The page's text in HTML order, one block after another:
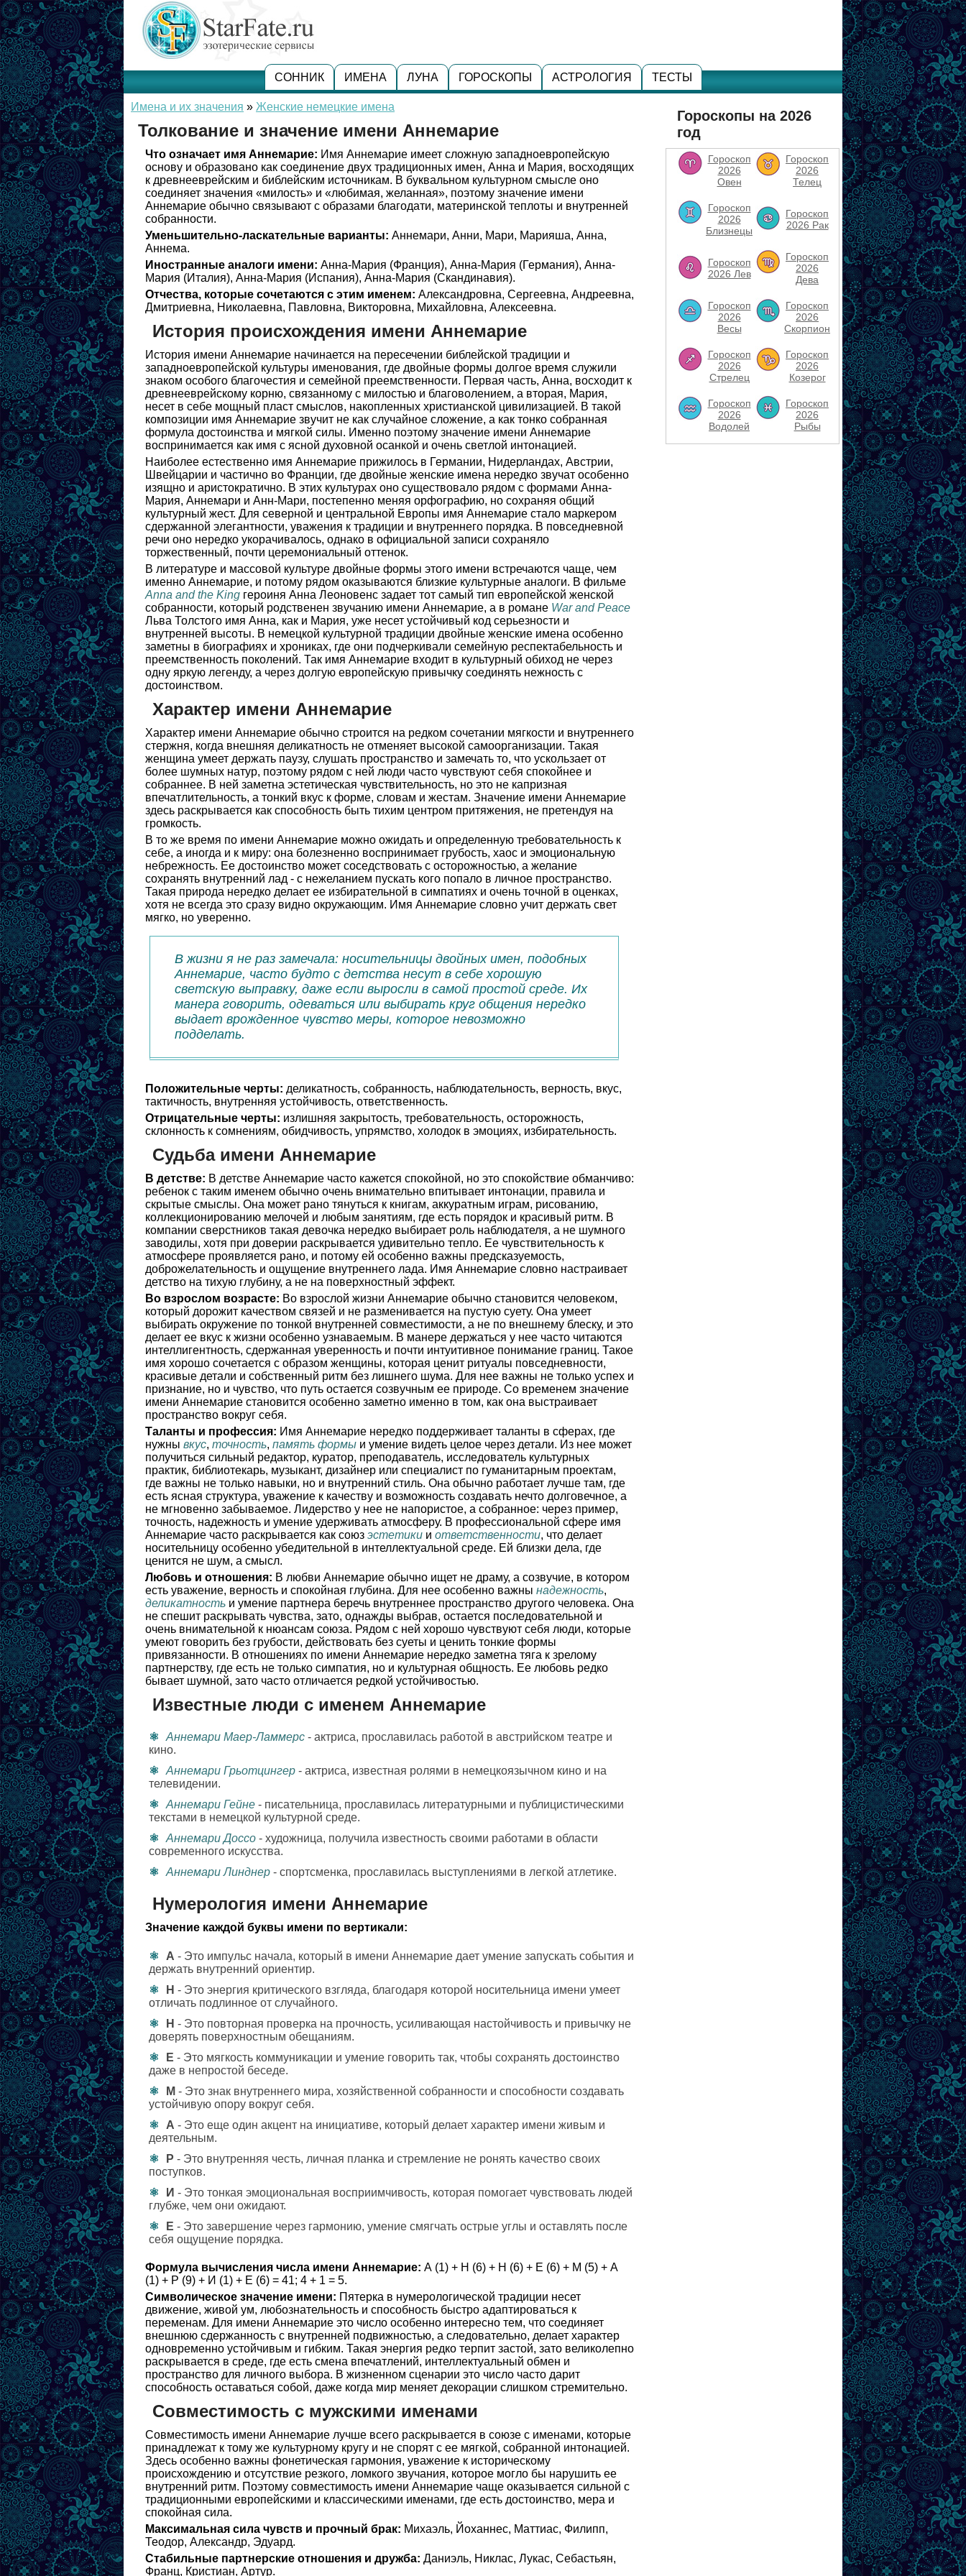
СОННИК ИМЕНА ЛУНА ГОРОСКОПЫ АСТРОЛОГИЯ ТЕСТЫ
Имена и их значения » Женские немецкие имена
Толкование и значение имени Аннемарие
Что означает имя Аннемарие: Имя Аннемарие имеет сложную западноевропейскую
основу и образовано как соединение двух традиционных имен, Анна и Мария, восходящих
к древнееврейским и библейским источникам. В буквальном культурном смысле оно
соединяет значения «милость» и «любимая, желанная», поэтому значение имени
Аннемарие обычно связывают с образами благодати, материнской теплоты и внутренней
собранности.
Уменьшительно-ласкательные варианты: Аннемари, Анни, Мари, Марияша, Анна,
Аннема.
Иностранные аналоги имени: Анна-Мария (Франция), Анна-Мария (Германия), Анна-
Мария (Италия), Анна-Мария (Испания), Анна-Мария (Скандинавия).
Отчества, которые сочетаются с этим именем: Александровна, Сергеевна, Андреевна,
Дмитриевна, Николаевна, Павловна, Викторовна, Михайловна, Алексеевна.
История происхождения имени Аннемарие
История имени Аннемарие начинается на пересечении библейской традиции и
западноевропейской культуры именования, где двойные формы долгое время служили
знаком особого благочестия и семейной преемственности. Первая часть, Анна, восходит к
древнееврейскому корню, связанному с милостью и благоволением, а вторая, Мария,
несет в себе мощный пласт смыслов, накопленных христианской цивилизацией. В такой
композиции имя Аннемарие звучит не как случайное сложение, а как тонко собранная
формула достоинства и мягкой силы. Именно поэтому значение имени Аннемарие
воспринимается как имя с ясной духовной осанкой и очень светлой интонацией.
Наиболее естественно имя Аннемарие прижилось в Германии, Нидерландах, Австрии,
Швейцарии и частично во Франции, где двойные женские имена нередко звучат особенно
изящно и аристократично. В этих культурах оно существовало рядом с формами Анна-
Мария, Аннемари и Анн-Мари, постепенно меняя орфографию, но сохраняя общий
культурный жест. Для северной и центральной Европы имя Аннемарие стало маркером
сдержанной элегантности, уважения к традиции и внутреннего порядка. В повседневной
речи оно нередко укорачивалось, однако в официальной записи сохраняло
торжественный, почти церемониальный оттенок.
В литературе и массовой культуре двойные формы этого имени встречаются чаще, чем
именно Аннемарие, и потому рядом оказываются близкие культурные аналоги. В фильме
Anna and the King героиня Анна Леоновенс задает тот самый тип европейской женской
собранности, который родственен звучанию имени Аннемарие, а в романе War and Peace
Льва Толстого имя Анна, как и Мария, уже несет устойчивый код серьезности и
внутренней высоты. В немецкой культурной традиции двойные женские имена особенно
заметны в биографиях и хрониках, где они подчеркивали семейную респектабельность и
преемственность поколений. Так имя Аннемарие входит в культурный обиход не через
одну яркую легенду, а через долгую европейскую привычку соединять нежность с
достоинством.
Характер имени Аннемарие
Характер имени Аннемарие обычно строится на редком сочетании мягкости и внутреннего
стержня, когда внешняя деликатность не отменяет высокой самоорганизации. Такая
женщина умеет держать паузу, слушать пространство и замечать то, что ускользает от
более шумных натур, поэтому рядом с ней люди часто чувствуют себя спокойнее и
собраннее. В ней заметна эстетическая чувствительность, но это не капризная
впечатлительность, а тонкий вкус к форме, словам и жестам. Значение имени Аннемарие
здесь раскрывается как способность быть тихим центром притяжения, не претендуя на
громкость.
В то же время по имени Аннемарие можно ожидать и определенную требовательность к
себе, а иногда и к миру: она болезненно воспринимает грубость, хаос и эмоциональную
небрежность. Ее достоинство может соседствовать с осторожностью, а желание
сохранять внутренний лад - с нежеланием пускать кого попало в личное пространство.
Такая природа нередко делает ее избирательной в симпатиях и очень точной в оценках,
хотя не всегда это сразу видно окружающим. Имя Аннемарие словно учит держать свет
мягко, но уверенно.
В жизни я не раз замечала: носительницы двойных имен, подобных
Аннемарие, часто будто с детства несут в себе хорошую
светскую выправку, даже если выросли в самой простой среде. Их
манера говорить, одеваться или выбирать круг общения нередко
выдает врожденное чувство меры, которое невозможно
подделать.
Положительные черты: деликатность, собранность, наблюдательность, верность, вкус,
тактичность, внутренняя устойчивость, ответственность.
Отрицательные черты: излишняя закрытость, требовательность, осторожность,
склонность к сомнениям, обидчивость, упрямство, холодок в эмоциях, избирательность.
Судьба имени Аннемарие
В детстве: В детстве Аннемарие часто кажется спокойной, но это спокойствие обманчиво:
ребенок с таким именем обычно очень внимательно впитывает интонации, правила и
скрытые смыслы. Она может рано тянуться к книгам, аккуратным играм, рисованию,
коллекционированию мелочей и любым занятиям, где есть порядок и красивый ритм. В
компании сверстников такая девочка нередко выбирает роль наблюдателя, а не шумного
заводилы, хотя при доверии раскрывается удивительно тепло. Ее чувствительность к
атмосфере проявляется рано, и потому ей особенно важны предсказуемость,
доброжелательность и ощущение внутреннего лада. Имя Аннемарие словно настраивает
детство на тихую глубину, а не на поверхностный эффект.
Во взрослом возрасте: Во взрослой жизни Аннемарие обычно становится человеком,
который дорожит качеством связей и не разменивается на пустую суету. Она умеет
выбирать окружение по тонкой внутренней совместимости, а не по внешнему блеску, и это
делает ее вкус к жизни особенно узнаваемым. В манере держаться у нее часто читаются
интеллигентность, сдержанная уверенность и почти интуитивное понимание границ. Такое
имя хорошо сочетается с образом женщины, которая ценит ритуалы повседневности,
красивые детали и собственный ритм без лишнего шума. Для нее важны не только успех и
признание, но и чувство, что путь остается созвучным ее природе. Со временем значение
имени Аннемарие становится особенно заметно именно в том, как она выстраивает
пространство вокруг себя.
Таланты и профессия: Имя Аннемарие нередко поддерживает таланты в сферах, где
нужны вкус, точность, память формы и умение видеть целое через детали. Из нее может
получиться сильный редактор, куратор, преподаватель, исследователь культурных
практик, библиотекарь, музыкант, дизайнер или специалист по гуманитарным проектам,
где важны не только навыки, но и внутренний стиль. Она обычно работает лучше там, где
есть ясная структура, уважение к качеству и возможность создавать нечто долговечное, а
не мгновенно забываемое. Лидерство у нее не напористое, а собранное: через пример,
точность, надежность и умение удерживать атмосферу. В профессиональной сфере имя
Аннемарие часто раскрывается как союз эстетики и ответственности, что делает
носительницу особенно убедительной в интеллектуальной среде. Ей близки дела, где
ценится не шум, а смысл.
Любовь и отношения: В любви Аннемарие обычно ищет не драму, а созвучие, в котором
есть уважение, верность и спокойная глубина. Для нее особенно важны надежность,
деликатность и умение партнера беречь внутреннее пространство другого человека. Она
не спешит раскрывать чувства, зато, однажды выбрав, остается последовательной и
очень внимательной к нюансам союза. Рядом с ней хорошо чувствуют себя люди, которые
умеют говорить без грубости, действовать без суеты и ценить тонкие формы
привязанности. В отношениях по имени Аннемарие нередко заметна тяга к зрелому
партнерству, где есть не только симпатия, но и культурная общность. Ее любовь редко
бывает шумной, зато часто отличается редкой устойчивостью.
Известные люди с именем Аннемарие
Аннемари Маер-Ламмерс - актриса, прославилась работой в австрийском театре и
кино.
Аннемари Грьотцингер - актриса, известная ролями в немецкоязычном кино и на
телевидении.
Аннемари Гейне - писательница, прославилась литературными и публицистическими
текстами в немецкой культурной среде.
Аннемари Доссо - художница, получила известность своими работами в области
современного искусства.
Аннемари Линднер - спортсменка, прославилась выступлениями в легкой атлетике.
Нумерология имени Аннемарие
Значение каждой буквы имени по вертикали:
А - Это импульс начала, который в имени Аннемарие дает умение запускать события и
держать внутренний ориентир.
Н - Это энергия критического взгляда, благодаря которой носительница имени умеет
отличать подлинное от случайного.
Н - Это повторная проверка на прочность, усиливающая настойчивость и привычку не
доверять поверхностным обещаниям.
Е - Это мягкость коммуникации и умение говорить так, чтобы сохранять достоинство
даже в непростой беседе.
М - Это знак внутреннего мира, хозяйственной собранности и способности создавать
устойчивую опору вокруг себя.
А - Это еще один акцент на инициативе, который делает характер имени живым и
деятельным.
Р - Это внутренняя честь, личная планка и стремление не ронять качество своих
поступков.
И - Это тонкая эмоциональная восприимчивость, которая помогает чувствовать людей
глубже, чем они ожидают.
Е - Это завершение через гармонию, умение смягчать острые углы и оставлять после
себя ощущение порядка.
Формула вычисления числа имени Аннемарие: А (1) + Н (6) + Н (6) + Е (6) + М (5) + А
(1) + Р (9) + И (1) + Е (6) = 41; 4 + 1 = 5.
Символическое значение имени: Пятерка в нумерологической традиции несет
движение, живой ум, любознательность и способность быстро адаптироваться к
переменам. Для имени Аннемарие это число особенно интересно тем, что соединяет
внешнюю сдержанность с внутренней подвижностью, а следовательно, делает характер
одновременно устойчивым и гибким. Такая энергия редко терпит застой, зато великолепно
раскрывается в среде, где есть смена впечатлений, интеллектуальный обмен и
пространство для личного выбора. В жизненном сценарии это число часто дарит
способность оставаться собой, даже когда мир меняет декорации слишком стремительно.
Совместимость с мужскими именами
Совместимость имени Аннемарие лучше всего раскрывается в союзе с именами, которые
принадлежат к тому же культурному кругу и не спорят с ее мягкой, собранной интонацией.
Здесь особенно важны фонетическая гармония, уважение к историческому
происхождению и отсутствие резкого, ломкого звучания, которое могло бы нарушить ее
внутренний ритм. Поэтому совместимость имени Аннемарие чаще оказывается сильной с
традиционными европейскими и классическими именами, где есть достоинство, мера и
спокойная сила.
Максимальная сила чувств и прочный брак: Михаэль, Йоханнес, Маттиас, Филипп,
Теодор, Александр, Эдуард.
Стабильные партнерские отношения и дружба: Даниэль, Никлас, Лукас, Себастьян,
Франц, Кристиан, Артур.
Гороскопы на 2026
год
Гороскоп
2026
Овен
Гороскоп
2026
Телец
Гороскоп
2026
Близнецы
Гороскоп
2026 Рак
Гороскоп
2026 Лев
Гороскоп
2026
Дева
Гороскоп
2026
Весы
Гороскоп
2026
Скорпион
Гороскоп
2026
Стрелец
Гороскоп
2026
Козерог
Гороскоп
2026
Водолей
Гороскоп
2026
Рыбы